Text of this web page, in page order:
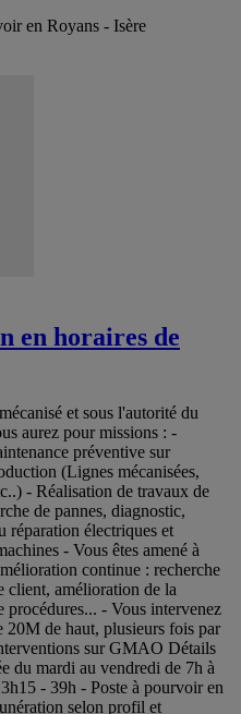
en Royans - Isère
en horaires de
et sous l'autorité du
aurez pour missions : -
préventive sur
(Lignes mécanisées,
- Réalisation de travaux de
de pannes, diagnostic,
réparation électriques et
- Vous êtes amené à
continue : recherche
client, amélioration de la
- Vous intervenez
20M de haut, plusieurs fois par
sur GMAO Détails
du mardi au vendredi de 7h à
- 39h - Poste à pourvoir en
selon profil et